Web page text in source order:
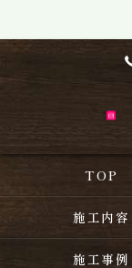
TOP
施工内容
施工事例